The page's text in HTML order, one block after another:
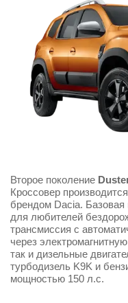
Второе поколение
Кроссовер
брендом Dacia. Базовая
для любителей
трансмиссия с
через
так и дизельные
турбодизель K9K и
мощностью 150 л.с.